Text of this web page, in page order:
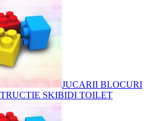
JUCARII BLOCURI
SKIBIDI TOILET